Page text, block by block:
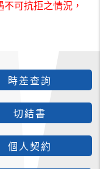
可抗拒之情況，
時差查詢
切結書
個人契約